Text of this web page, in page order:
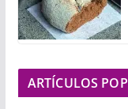
n
d
.
.
ARTÍCULOS